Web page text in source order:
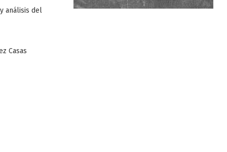
análisis del
Casas